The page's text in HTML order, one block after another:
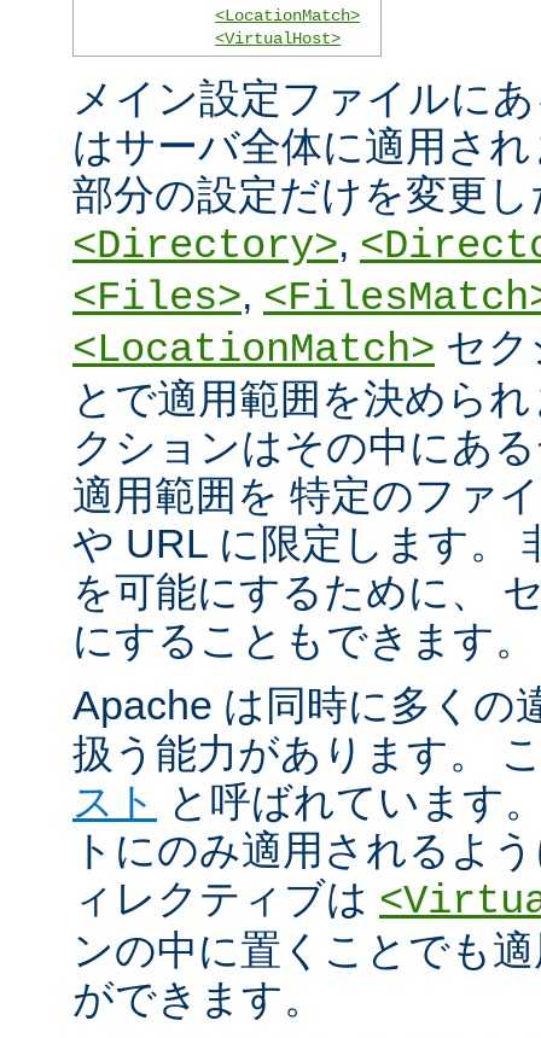
<LocationMatch>
<VirtualHost>
メイン設定ファイルに
はサーバ全体に適用さ
部分の設定だけを変更
<Directory>,
<Files>,
<LocationMatch> セ
とで適用範囲を決めら
クションはその中にあ
適用範囲を 特定のファ
や URL に限定します。
を可能にするために、
にすることもできます。
Apache は同時に多くの
扱う能力があります。
スト
と呼ばれています
トにのみ適用されるよ
ィレクティブは
ンの中に置くことでも
ができます。